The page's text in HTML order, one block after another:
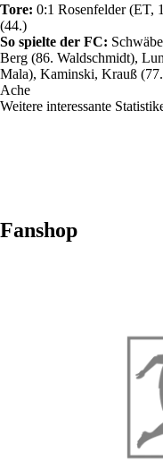
Tore: 0:1 Rosenfelder (ET,
(44.)
So spielte der FC:
Berg (86. Waldschmidt),
Mala), Kaminski, Krauß
Ache
Weitere interessante
Fanshop